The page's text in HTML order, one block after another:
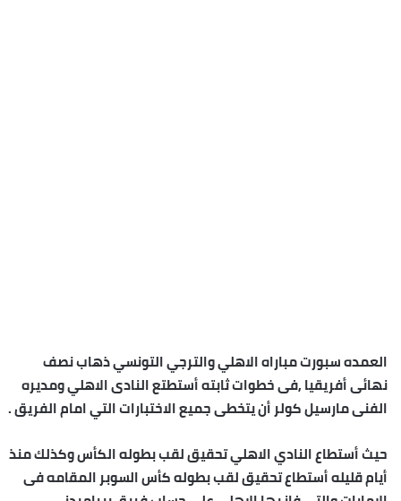
العمده سبورت مباراه الاهلي والترجي التونسي ذهاب نصف
نهائى أفريقيا ,فى خطوات ثابته أستطتع النادى الاهلي ومديره
الفنى مارسيل كولر أن يتخطى جميع الاختبارات التي امام الفريق .
حيث أستطاع النادي الاهلي تحقيق لقب بطوله الكأس وكذلك منذ
أيام قليله أستطاع تحقيق لقب بطوله كأس السوبر المقامه فى